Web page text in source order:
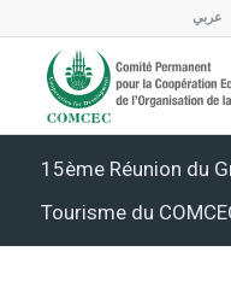
عربي
15ème Réunion du
Tourisme du